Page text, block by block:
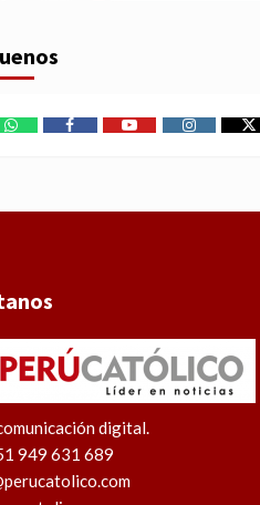
WhatsAppFacebookYoutubeInstagram
X
digital.
949 631 689